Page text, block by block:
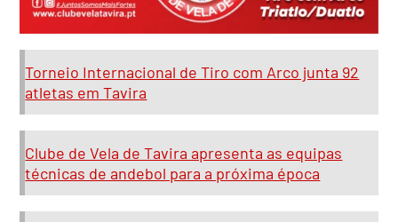
Torneio Internacional de Tiro com Arco junta 92
atletas em Tavira
Clube de Vela de Tavira apresenta as equipas
técnicas de andebol para a próxima época